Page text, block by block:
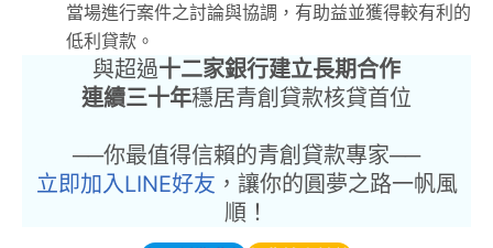
當場進行案件之討論與協調，有助益並獲得較有利的
低利貸款。
與超過十二家銀行建立長期合作
連續三十年穩居青創貸款核貸首位
──你最值得信賴的青創貸款專家──
立即加入LINE好友 ，讓你的圓夢之路一帆風
順！